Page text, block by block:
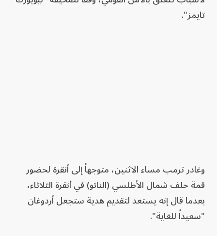
تايمز".
وغادر ترمب مساء الاثنين، متوجهاً إلى أنقرة لحضور
قمة حلف شمال الأطلسي (الناتو) في أنقرة الثلاثاء،
بعدما قال إنه يستعد لتقديم هدية ستجعل أردوغان
"سعيداً للغاية".